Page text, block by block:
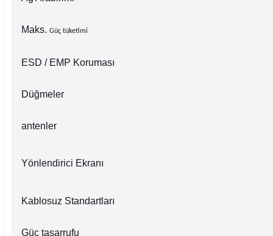
Maks. Güç tüketimi
ESD / EMP Koruması
Düğmeler
antenler
Yönlendirici Ekranı
Kablosuz Standartları
Güç tasarrufu